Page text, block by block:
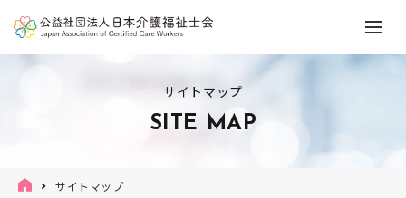
サイトマップ
SITE MAP
サイトマップ